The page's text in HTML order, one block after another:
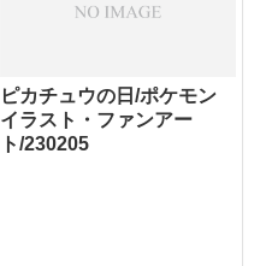
ピカチュウの日/ポケモン
イラスト・ファンアー
ト/230205